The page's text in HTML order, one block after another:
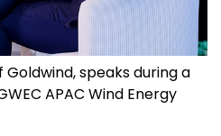
Goldwind, speaks during a
APAC Wind Energy